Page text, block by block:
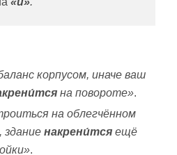
корпусом, иначе ваш
на повороте».
на облегчённом
зданиенакрени́тся ещё
.